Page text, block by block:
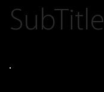
SubTitle